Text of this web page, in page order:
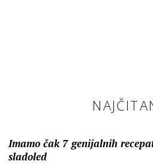
Imamo čak 7 genijalnih
sladoled